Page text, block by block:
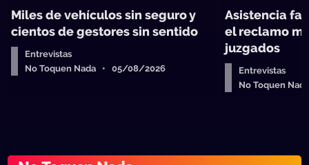
Miles de vehículos sin seguro y
cientos de gestores sin sentido
Entrevistas
No Toquen Nada • 05/08/2026
Asistencia
el reclamo
juzgados
Entrevistas
No Toquen